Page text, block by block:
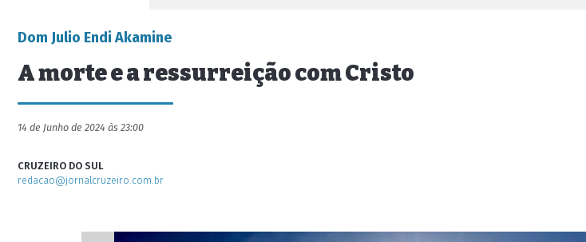
Dom Julio Endi Akamine
A morte e a ressurreição com Cristo
14 de Junho de 2024 às 23:00
CRUZEIRO DO SUL
redacao@jornalcruzeiro.com.br